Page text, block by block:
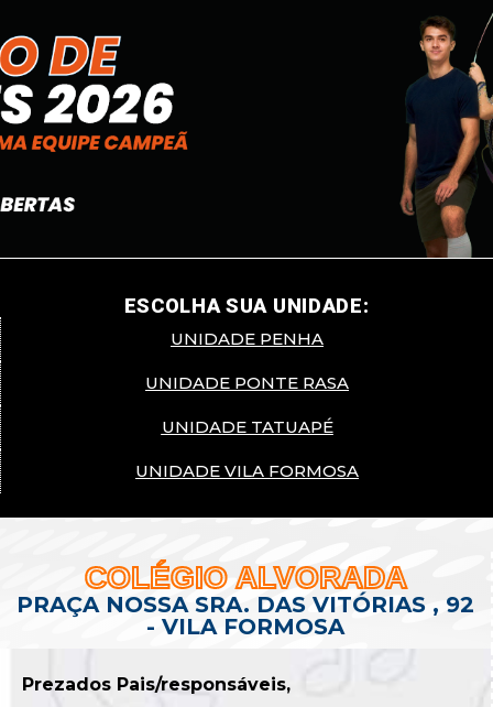
ESCOLHA SUA UNIDADE:
UNIDADE PENHA
UNIDADE PONTE RASA
UNIDADE TATUAPÉ
UNIDADE VILA FORMOSA
COLÉGIO ALVORADA
PRAÇA NOSSA SRA. DAS VITÓRIAS , 92
- VILA FORMOSA
Prezados Pais/responsáveis,